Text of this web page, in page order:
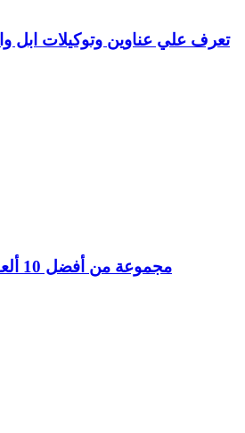
تعرف علي عناوين وتوكيلات ابل
مجموعة من أفضل 10 ألعاب الجوال 2023